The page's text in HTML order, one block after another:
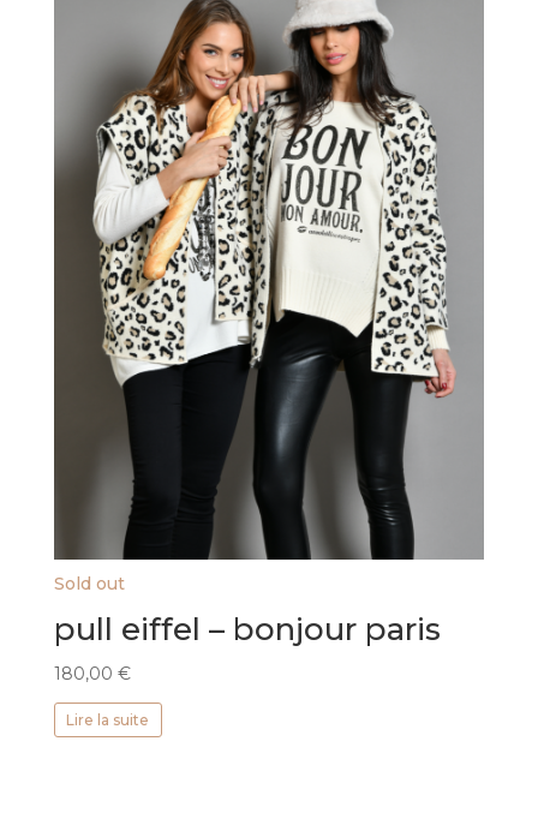
Sold out
pull eiffel – bonjour paris
180,00 €
Lire la suite